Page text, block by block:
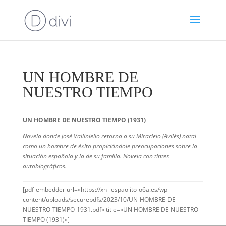
UN HOMBRE DE
NUESTRO TIEMPO
UN HOMBRE DE NUESTRO TIEMPO (1931)
Novela donde José Valliniello retorna a su Miracielo (Avilés) natal
como un hombre de éxito propiciándole preocupaciones sobre la
situación española y la de su familia. Novela con tintes
autobiográficos.
[pdf-embedder url=»https://xn--espaolito-o6a.es/wp-
content/uploads/securepdfs/2023/10/UN-HOMBRE-DE-
NUESTRO-TIEMPO-1931.pdf» title=»UN HOMBRE DE NUESTRO
TIEMPO (1931)»]